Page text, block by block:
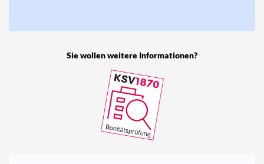
Sie wollen weitere Informationen?